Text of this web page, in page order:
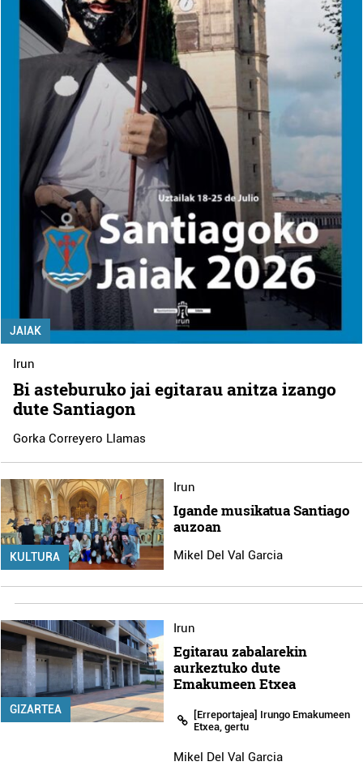
JAIAK
Irun
Bi asteburuko jai egitarau anitza izango
dute Santiagon
Gorka Correyero Llamas
KULTURA
Irun
Igande musikatua Santiago
auzoan
Mikel Del Val Garcia
GIZARTEA
Irun
Egitarau zabalarekin
aurkeztuko dute
Emakumeen Etxea
[Erreportajea] Irungo Emakumeen
Etxea, gertu
Mikel Del Val Garcia